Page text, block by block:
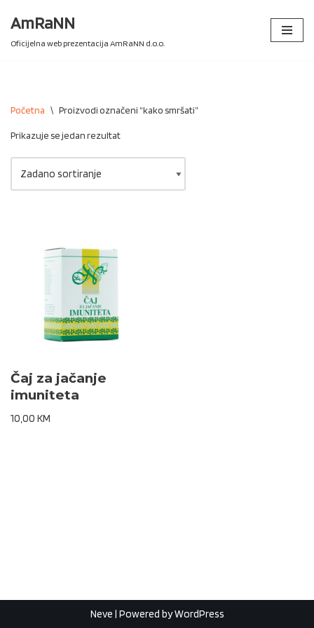
Skip
AmRaNN
Oficijelna web prezentacija AmRaNN d.o.o.
Početna \ Proizvodi označeni “kako smršati”
Prikazuje se jedan rezultat
Čaj za jačanje
imuniteta
10,00 KM
Neve | Powered byWordPress